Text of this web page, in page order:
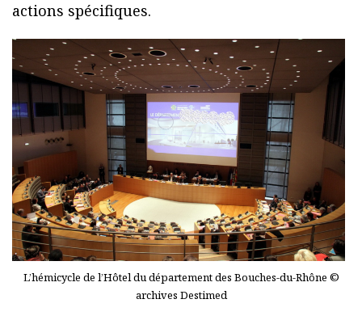
actions spécifiques.
L’hémicycle de l’Hôtel du département des Bouches-du-Rhône ©
archives Destimed